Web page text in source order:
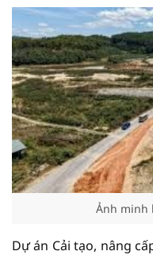
Ảnh minh
Dự án Cải tạo, nâng